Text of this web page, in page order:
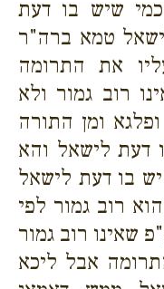
שיש בו דעת
טמא ברה"ר
את התרומה
רוב גמור ולא
ומן התורה
דעת לישאל והא
בו דעת לישאל
רוב גמור לפי
שאינו רוב גמור
אבל ליכא